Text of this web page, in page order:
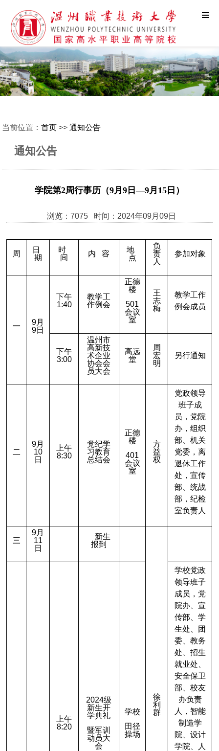
当前位置：首页 >>通知公告
通知公告
学院第2周行事历（9月9日—9月15日）
浏览：7075 时间：2024年09月09日
周
日
期
时
间
内 容
地
点
负
责
人
参加对象
一 9月
9日
下午
1:40
教学工
作例会
正德
楼
501
会议
室
王
志
梅
教学工作
例会成员
下午
3:00
温州市
高新技
术企业
协会会
员大会
高远
堂
周
宏
明
另行通知
二
9月
10
日
上午
8:30
党纪学
习教育
总结会
正德
楼
401
会议
室
方
益
权
党政领导
班子成
员，党院
办，组织
部、机关
党委，离
退休工作
处，宣传
部、统战
部，纪检
室负责人
三
9月
11
日
新生
报到
徐
利
群
上午
8:20
2024级
新生开
学典礼
暨军训
动员大
会
学校
田径
操场
学校党政
领导班子
成员，党
院办、宣
传部、学
生处、团
委、教务
处、招生
就业处、
安全保卫
部、校友
办负责
人，智能
制造学
院、设计
学院、人